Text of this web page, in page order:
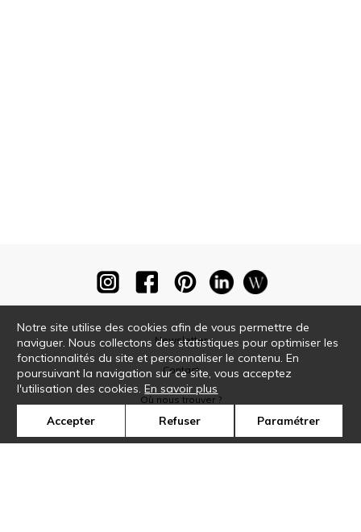
Newsletter
Contact
Où nous trouver ?
Notre site utilise des cookies afin de vous permettre de
naviguer. Nous collectons des statistiques pour optimiser les
fonctionnalités du site et personnaliser le contenu. En
poursuivant la navigation sur ce site, vous acceptez
l'utilisation des cookies.En savoir plus
Accepter Refuser Paramétrer